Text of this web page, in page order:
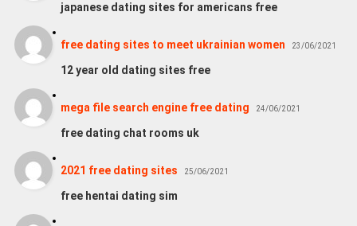
japanese dating sites for americans free
free dating sites to meet ukrainian women 23/06/2021
12 year old dating sites free
mega file search engine free dating 24/06/2021
free dating chat rooms uk
2021 free dating sites 25/06/2021
free hentai dating sim